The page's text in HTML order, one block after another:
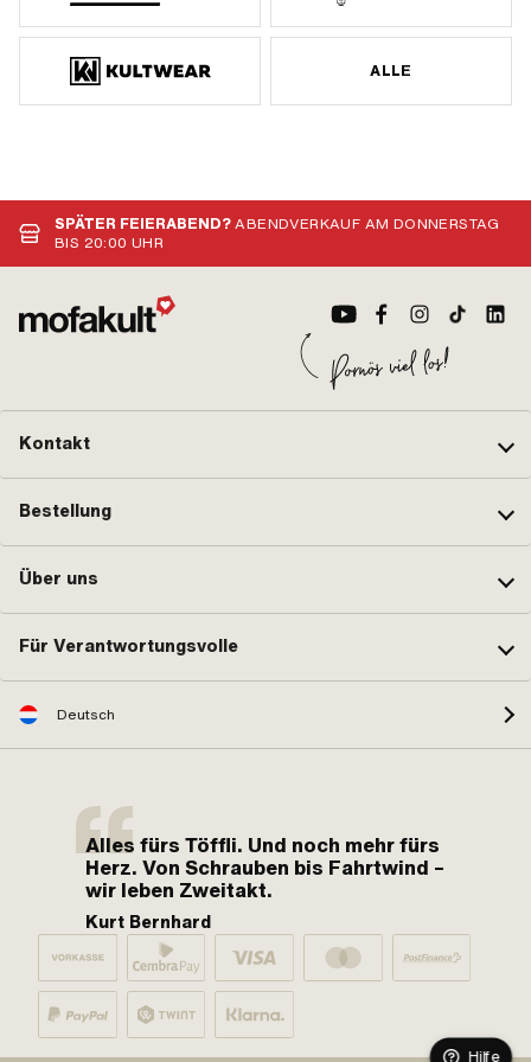
ALLE
SPÄTER FEIERABEND?ABENDVERKAUF AM DONNERSTAG
BIS 20:00 UHR
Kontakt
Bestellung
Über uns
Für Verantwortungsvolle
Deutsch
Alles fürs Töffli. Und noch mehr fürs
Herz. Von Schrauben bis Fahrtwind –
wir leben Zweitakt.
Kurt Bernhard
Hilfe